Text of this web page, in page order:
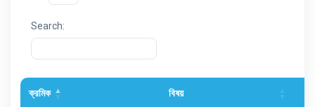
Search:
ক্রমিক বিষয়